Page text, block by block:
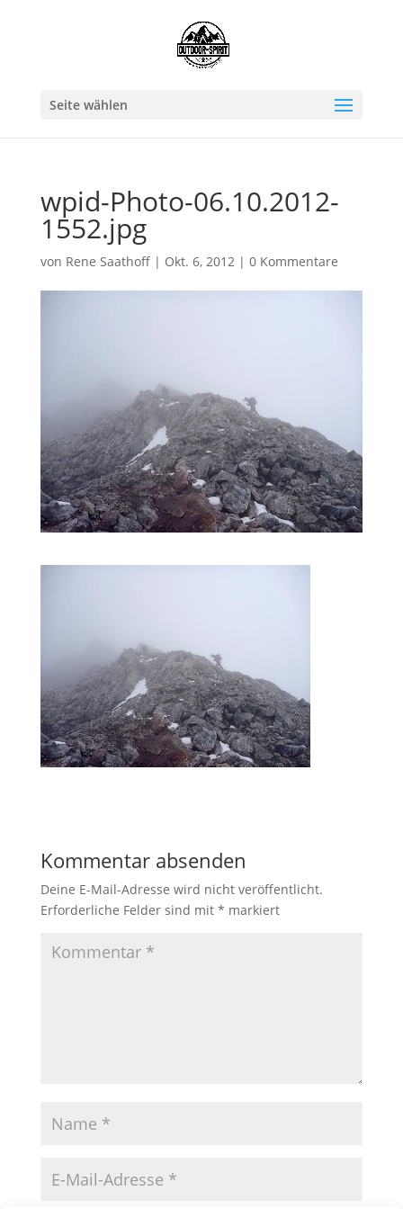
Seite wählen
wpid-Photo-06.10.2012-
1552.jpg
von Rene Saathoff| Okt. 6, 2012| 0 Kommentare
Kommentar absenden
Deine E-Mail-Adresse wird nicht veröffentlicht.
Erforderliche Felder sind mit * markiert